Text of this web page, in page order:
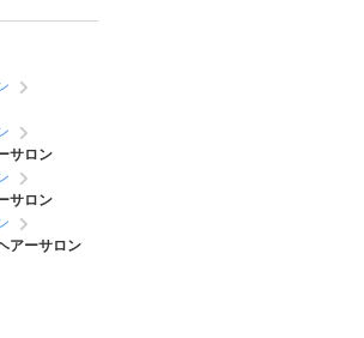
サロン
サロン
アーサロン